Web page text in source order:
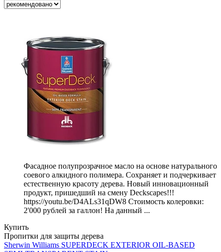
Фасадное полупрозрачное масло на основе натурального
соевого алкидного полимера. Сохраняет и подчеркивает
естественную красоту дерева. Новый инновационный
продукт, пришедший на смену Deckscapes!!!
https://youtu.be/D4ALs31qDW8 Стоимость колеровки:
2'000 рублей за галлон! На данный ...
Купить
Пропитки для защиты дерева
Sherwin Williams SUPERDECK EXTERIOR OIL-BASED